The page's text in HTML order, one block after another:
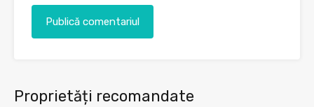
Proprietăți recomandate